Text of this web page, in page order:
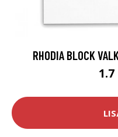
RHODIA BLOCK
1.7